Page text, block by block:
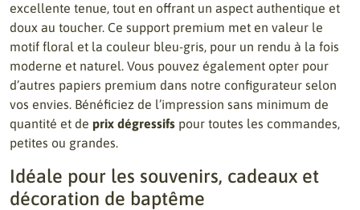
excellente tenue, tout en offrant un aspect authentique et
doux au toucher. Ce support premium met en valeur le
motif floral et la couleur bleu-gris, pour un rendu à la fois
moderne et naturel. Vous pouvez également opter pour
d’autres papiers premium dans notre configurateur selon
vos envies. Bénéficiez de l’impression sans minimum de
quantité et de prix dégressifs pour toutes les commandes,
petites ou grandes.
Idéale pour les souvenirs, cadeaux et
décoration de baptême